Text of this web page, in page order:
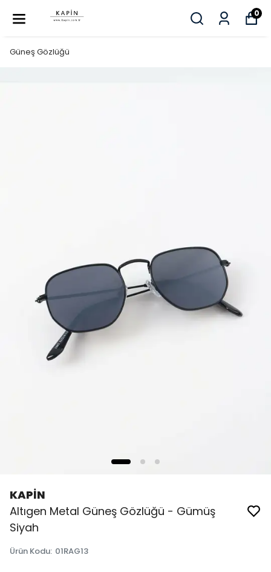
0
Güneş Gözlüğü
KAPİN
Altıgen Metal Güneş Gözlüğü - Gümüş
Siyah
Ürün Kodu: 01RAG13